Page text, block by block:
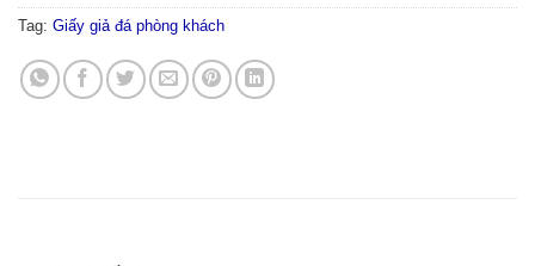
Tag: Giấy giả đá phòng khách